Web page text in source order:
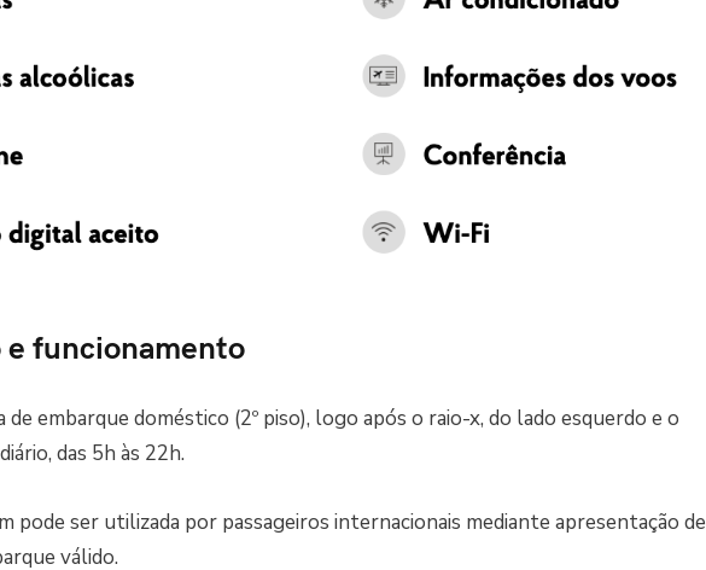
e funcionamento
de embarque doméstico (2º piso), logo após o raio-x, do lado esquerdo e o
das 5h às 22h.
pode ser utilizada por passageiros internacionais mediante apresentação de
válido.